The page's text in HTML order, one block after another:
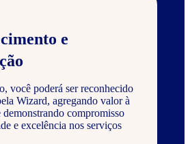
e
você poderá ser reconhecido
Wizard, agregando valor à
demonstrando compromisso
e excelência nos serviços